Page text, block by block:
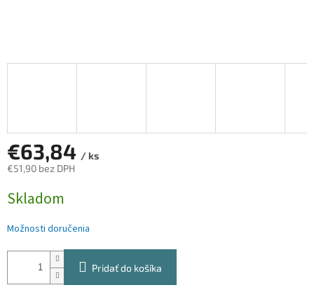
€63,84 / ks
€51,90 bez DPH
cena:
Skladom
Možnosti doručenia
Pridať do košíka